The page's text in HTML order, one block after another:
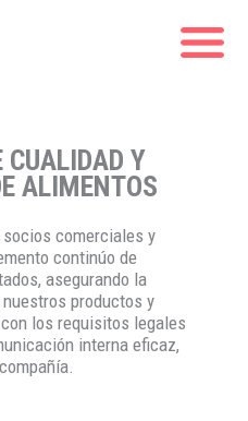
CUALIDAD Y
ALIMENTOS
comerciales y
continúo de
asegurando la
productos y
los requisitos legales
interna eficaz,